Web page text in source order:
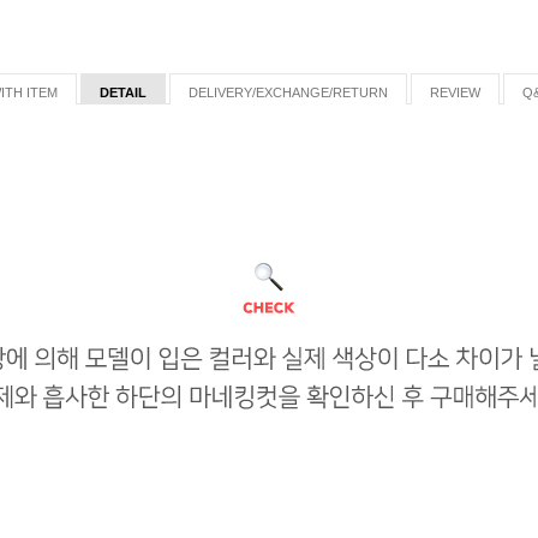
ITEM DETAIL DELIVERY/EXCHANGE/RETURN REVIEW